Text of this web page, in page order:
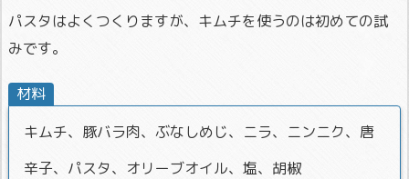
パスタはよくつくりますが、キムチを使うのは初めての試
みです。
材料
キムチ、豚バラ肉、ぶなしめじ、ニラ、ニンニク、唐
辛子、パスタ、オリーブオイル、塩、胡椒